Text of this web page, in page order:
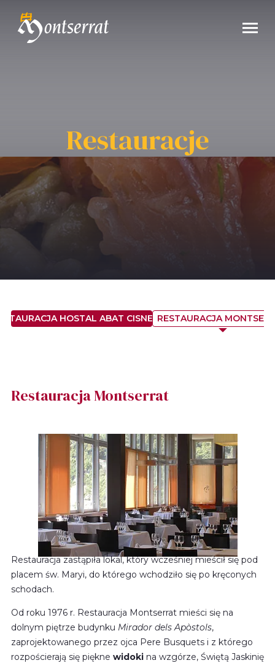
Restauracje
HOSTAL ABAT CISNEROSRESTAURACJA
Restauracja Montserrat
Restauracja zastąpiła lokal, który wcześniej mieścił się pod
placem św. Maryi, do którego wchodziło się po kręconych
schodach.
Od roku 1976 r. Restauracja Montserrat mieści się na
dolnym piętrze budynku Mirador dels Apòstols,
zaprojektowanego przez ojca Pere Busquets i z którego
rozpościerają się piękne widoki na wzgórze, Świętą Jaskinię